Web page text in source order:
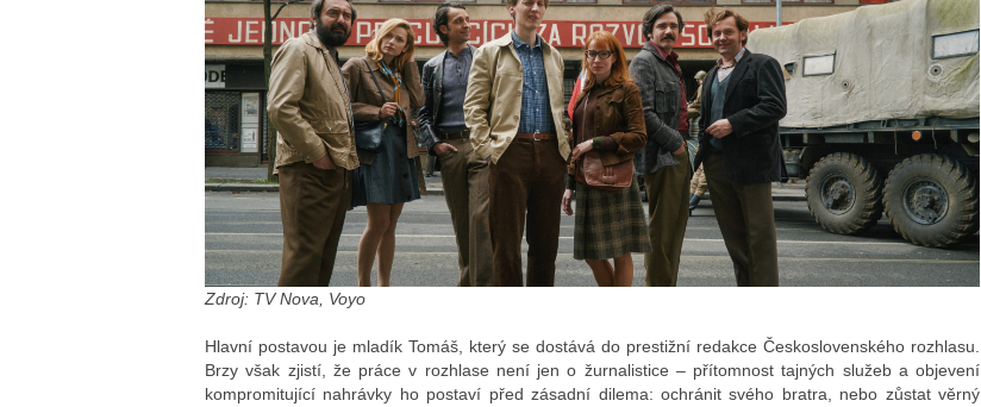
Zdroj: TV Nova, Voyo
Hlavní postavou je mladík Tomáš, který se dostává do prestižní redakce Československého rozhlasu.
Brzy však zjistí, že práce v rozhlase není jen o žurnalistice – přítomnost tajných služeb a objevení
kompromitující nahrávky ho postaví před zásadní dilema: ochránit svého bratra, nebo zůstat věrný